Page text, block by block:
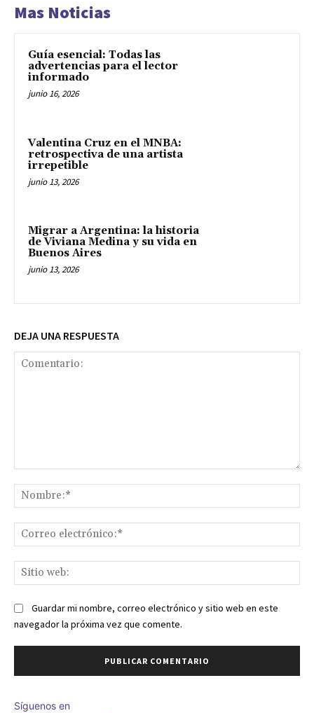
Mas Noticias
Guía esencial: Todas las
advertencias para el lector
informado
junio 16, 2026
Valentina Cruz en el MNBA:
retrospectiva de una artista
irrepetible
junio 13, 2026
Migrar a Argentina: la historia
de Viviana Medina y su vida en
Buenos Aires
junio 13, 2026
DEJA UNA RESPUESTA
Guardar mi nombre, correo electrónico y sitio web en este
navegador la próxima vez que comente.
Síguenos en